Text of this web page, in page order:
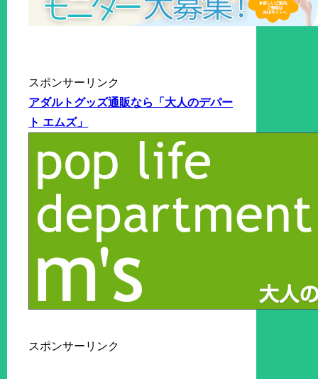
スポンサーリンク
アダルトグッズ通販なら「大人のデパー
ト エムズ」
スポンサーリンク